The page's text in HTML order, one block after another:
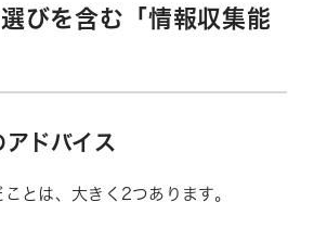
びを含む「情報収集能
ドバイス
とは、大きく2つあります。